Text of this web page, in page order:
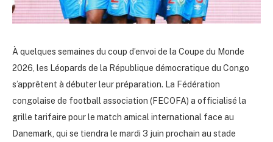
À quelques semaines du coup d’envoi de la Coupe du Monde
2026, les Léopards de la République démocratique du Congo
s’apprêtent à débuter leur préparation. La Fédération
congolaise de football association (FECOFA) a officialisé la
grille tarifaire pour le match amical international face au
Danemark, qui se tiendra le mardi 3 juin prochain au stade